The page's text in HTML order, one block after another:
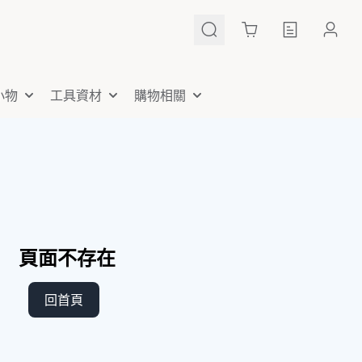
Cart
物 工具資材 購物相關
頁面不存在
回首頁